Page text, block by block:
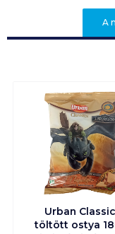
A
Urban
töltött ostya